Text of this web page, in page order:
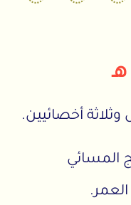
وثلاثة أخصائيين.
المسائي